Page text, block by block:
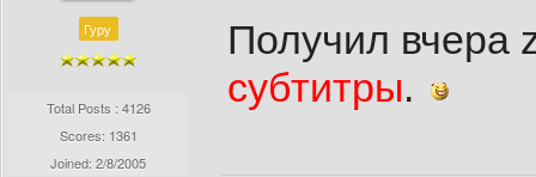
Гуру
Total Posts : 4126
Scores: 1361
Joined: 2/8/2005
Получил вчера
субтитры.